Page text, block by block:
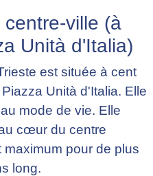
ville (à
Unità d'Italia)
est située à cent
Unità d'Italia. Elle
mode de vie. Elle
cœur du centre
pour de plus
long.